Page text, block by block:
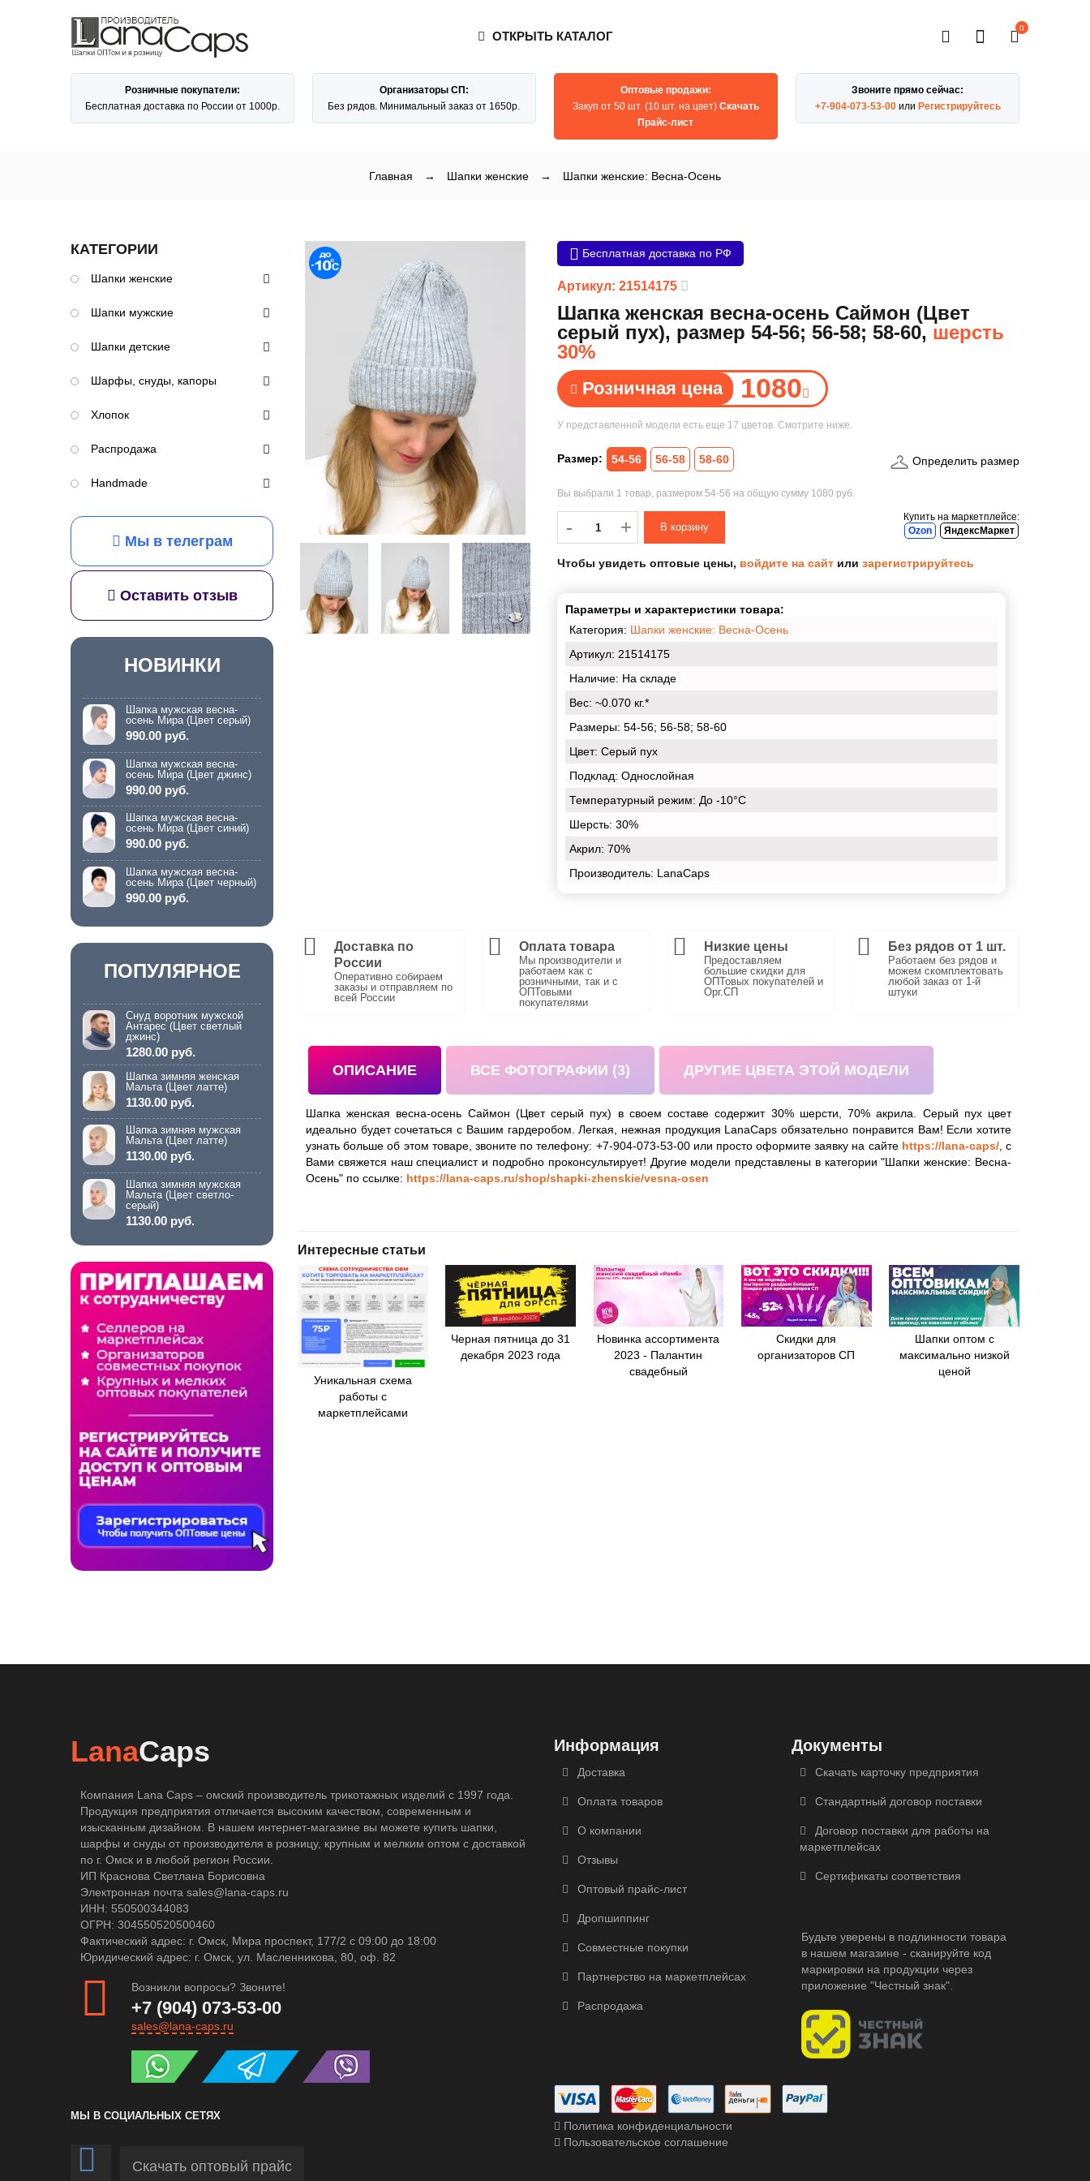
0
ОТКРЫТЬ КАТАЛОГ
Розничные покупатели:
Бесплатная доставка по России от 1000р.
Организаторы СП:
Без рядов. Минимальный заказ от 1650р.
Оптовые продажи:
Закуп от 50 шт. (10 шт. на цвет) Скачать
Прайс-лист
Звоните прямо сейчас:
+7-904-073-53-00или Регистрируйтесь
Главная → Шапки женские → Шапки женские: Весна-Осень
Бесплатная доставка по РФ
Артикул: 21514175
Шапка женская весна-осень Саймон (Цвет
серый пух), размер 54-56; 56-58; 58-60, шерсть
30%
Розничная цена 1080
У представленной модели есть еще 17 цветов. Смотрите ниже.
Размер: 54-56 56-58 58-60 Определить размер
Вы выбрали 1 товар, размером 54-56 на общую сумму 1080 руб.
-
- +
Купить на маркетплейсе:
Ozon
ЯндексМаркет
Чтобы увидеть оптовые цены, войдите на сайт или зарегистрируйтесь
Параметры и характеристики товара:
Категория: Шапки женские: Весна-Осень
Артикул: 21514175
Наличие: На складе
Вес: ~0.070 кг.*
Размеры: 54-56; 56-58; 58-60
Цвет: Серый пух
Подклад: Однослойная
Температурный режим: До -10°С
Шерсть: 30%
Акрил: 70%
Производитель: LanaCaps
Доставка по
России
Оперативно собираем
заказы и отправляем по
всей России
Оплата товара
Мы производители и
работаем как с
розничными, так и с
ОПТовыми
покупателями
Низкие цены
Предоставляем
большие скидки для
ОПТовых покупателей и
Орг.СП
Без рядов от 1 шт.
Работаем без рядов и
можем скомплектовать
любой заказ от 1-й
штуки
ОПИСАНИЕ ВСЕ ФОТОГРАФИИ (3) ДРУГИЕ ЦВЕТА ЭТОЙ МОДЕЛИ
Шапка женская весна-осень Саймон (Цвет серый пух) в своем составе содержит 30% шерсти, 70% акрила. Серый пух цвет
идеально будет сочетаться с Вашим гардеробом. Легкая, нежная продукция LanaCaps обязательно понравится Вам! Если хотите
узнать больше об этом товаре, звоните по телефону: +7-904-073-53-00 или просто оформите заявку на сайте https://lana-caps/, с
Вами свяжется наш специалист и подробно проконсультирует! Другие модели представлены в категории "Шапки женские: Весна-
Осень" по ссылке: https://lana-caps.ru/shop/shapki-zhenskie/vesna-osen
Интересные статьи
Уникальная схема
работы с
маркетплейсами
Черная пятница до 31
декабря 2023 года
Новинка ассортимента
2023 - Палантин
свадебный
Скидки для
организаторов СП
Шапки оптом с
максимально низкой
ценой
КАТЕГОРИИ
Шапки женские
Шапки мужские
Шапки детские
Шарфы, снуды, капоры
Хлопок
Распродажа
Handmade
Мы в телеграм
Оставить отзыв
НОВИНКИ
Шапка мужская весна-
осень Мира (Цвет серый)
990.00 руб.
Шапка мужская весна-
осень Мира (Цвет джинс)
990.00 руб.
Шапка мужская весна-
осень Мира (Цвет синий)
990.00 руб.
Шапка мужская весна-
осень Мира (Цвет черный)
990.00 руб.
ПОПУЛЯРНОЕ
Снуд воротник мужской
Антарес (Цвет светлый
джинс)
1280.00 руб.
Шапка зимняя женская
Мальта (Цвет латте)
1130.00 руб.
Шапка зимняя мужская
Мальта (Цвет латте)
1130.00 руб.
Шапка зимняя мужская
Мальта (Цвет светло-
серый)
1130.00 руб.
LanaCaps
Компания Lana Caps – омский производитель трикотажных изделий с 1997 года.
Продукция предприятия отличается высоким качеством, современным и
изысканным дизайном. В нашем интернет-магазине вы можете купить шапки,
шарфы и снуды от производителя в розницу, крупным и мелким оптом с доставкой
по г. Омск и в любой регион России.
ИП Краснова Светлана Борисовна
Электронная почта sales@lana-caps.ru
ИНН: 550500344083
ОГРН: 304550520500460
Фактический адрес: г. Омск, Мира проспект, 177/2 c 09:00 до 18:00
Юридический адрес: г. Омск, ул. Масленникова, 80, оф. 82
Возникли вопросы? Звоните!
+7 (904) 073-53-00
sales@lana-caps.ru
МЫ В СОЦИАЛЬНЫХ СЕТЯХ
Скачать оптовый прайс
Информация
Доставка
Оплата товаров
О компании
Отзывы
Оптовый прайс-лист
Дропшиппинг
Совместные покупки
Партнерство на маркетплейсах
Распродажа
Документы
Скачать карточку предприятия
Стандартный договор поставки
Договор поставки для работы на
маркетплейсах
Сертификаты соответствия
Будьте уверены в подлинности товара
в нашем магазине - сканируйте код
маркировки на продукции через
приложение "Честный знак".
Политика конфиденциальности
Пользовательское соглашение